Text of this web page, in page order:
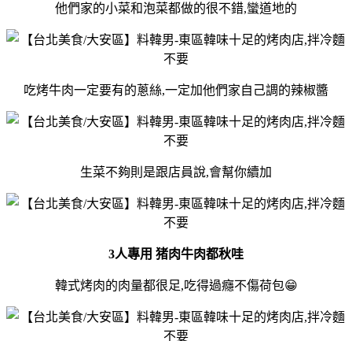
他們家的小菜和泡菜都做的很不錯,蠻道地的
吃烤牛肉一定要有的蔥絲,一定加他們家自己調的辣椒醬
生菜不夠則是跟店員說,會幫你續加
3人專用 猪肉牛肉都秋哇
韓式烤肉的肉量都很足,吃得過癮不傷荷包😁